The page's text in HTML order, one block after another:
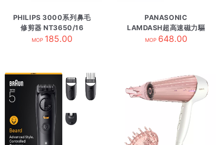
PHILIPS 3000系列鼻毛
修剪器 NT3650/16
MOP 185.00
PANASONIC
LAMDASH超高速磁力驅
動電鬚刨 ESCM3A/K黑
MOP 648.00